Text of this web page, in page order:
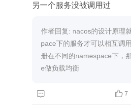
另一个服务没被调用过
作者回复: nacos的设计原理
pace下的服务才可以相互调
册在不同的namespace下，
e做负载均衡
  7